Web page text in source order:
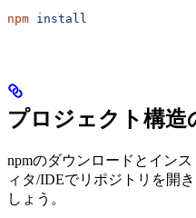
npm install
プロジェクト構造
npmのダウンロードとイン
ィタ/IDEでリポジトリを開
しょう。